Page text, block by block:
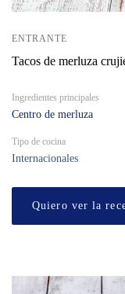
ENTRANTE
Tacos de merluza
Ingredientes principales
Centro de merluza
Tipo de cocina
Internacionales
Quiero ver la